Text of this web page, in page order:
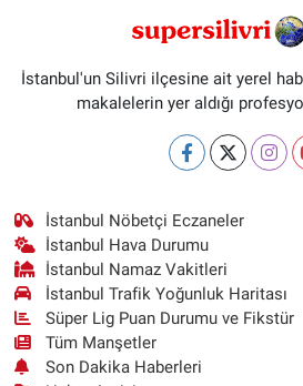
İstanbul'un Silivri ilçesine ait yerel
makalelerin yer aldığı
İstanbul Nöbetçi Eczaneler
İstanbul Hava Durumu
İstanbul Namaz Vakitleri
İstanbul Trafik Yoğunluk Haritası
Süper Lig Puan Durumu ve Fikstür
Tüm Manşetler
Son Dakika Haberleri